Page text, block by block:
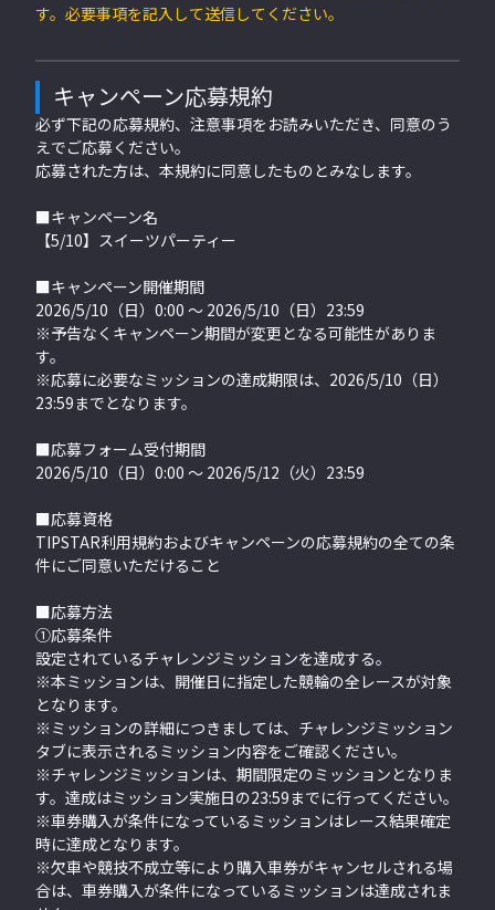
す。必要事項を記入して送信してください。
キャンペーン応募規約
必ず下記の応募規約、注意事項をお読みいただき、同意のう
えでご応募ください。
応募された方は、本規約に同意したものとみなします。
■キャンペーン名
【5/10】スイーツパーティー
■キャンペーン開催期間
2026/5/10（日）0:00 〜 2026/5/10（日）23:59
※予告なくキャンペーン期間が変更となる可能性がありま
す。
※応募に必要なミッションの達成期限は、2026/5/10（日）
23:59までとなります。
■応募フォーム受付期間
2026/5/10（日）0:00 〜 2026/5/12（火）23:59
■応募資格
TIPSTAR利用規約およびキャンペーンの応募規約の全ての条
件にご同意いただけること
■応募方法
①応募条件
設定されているチャレンジミッションを達成する。
※本ミッションは、開催日に指定した競輪の全レースが対象
となります。
※ミッションの詳細につきましては、チャレンジミッション
タブに表示されるミッション内容をご確認ください。
※チャレンジミッションは、期間限定のミッションとなりま
す。達成はミッション実施日の23:59までに行ってください。
※車券購入が条件になっているミッションはレース結果確定
時に達成となります。
※欠車や競技不成立等により購入車券がキャンセルされる場
合は、車券購入が条件になっているミッションは達成されま